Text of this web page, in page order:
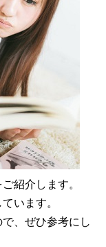
紹介します。
います。
、ぜひ参考にし